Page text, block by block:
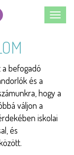
befogadó
és a
hogy a
váljon a
iskolai
és